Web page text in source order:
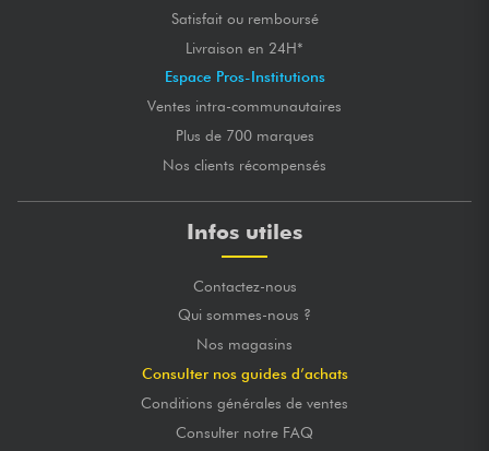
Satisfait ou remboursé
Livraison en 24H*
Espace Pros-Institutions
Ventes intra-communautaires
Plus de 700 marques
Nos clients récompensés
Infos utiles
Contactez-nous
Qui sommes-nous ?
Nos magasins
Consulter nos guides d’achats
Conditions générales de ventes
Consulter notre FAQ